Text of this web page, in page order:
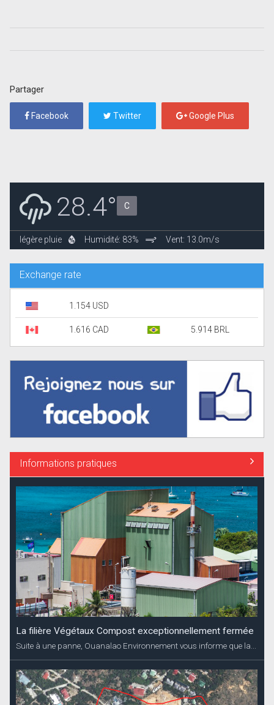
Partager
Facebook Twitter Google Plus
28.4° C
légère pluie Humidité: 83% Vent: 13.0m/s
Exchange rate
1.154 USD
1.616 CAD 5.914 BRL
Informations pratiques
La filière Végétaux Compost exceptionnellement fermée
Suite à une panne, Ouanalao Environnement vous informe que la...